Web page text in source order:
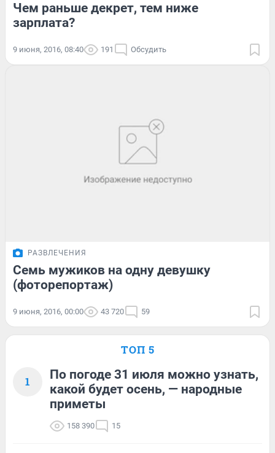
Чем раньше декрет, тем ниже
зарплата?
9 июня, 2016, 08:40 191 Обсудить
РАЗВЛЕЧЕНИЯ
Семь мужиков на одну девушку
(фоторепортаж)
9 июня, 2016, 00:00 43 720 59
ТОП 5
1
По погоде 31 июля можно узнать,
какой будет осень, — народные
приметы
158 390 15